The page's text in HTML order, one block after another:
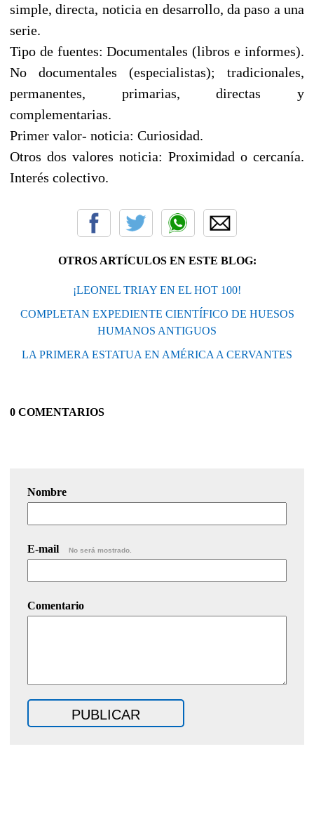
simple, directa, noticia en desarrollo, da paso a una
serie.
Tipo de fuentes: Documentales (libros e informes).
No documentales (especialistas); tradicionales,
permanentes, primarias, directas y
complementarias.
Primer valor- noticia: Curiosidad.
Otros dos valores noticia: Proximidad o cercanía.
Interés colectivo.
OTROS ARTÍCULOS EN ESTE BLOG:
¡LEONEL TRIAY EN EL HOT 100!
COMPLETAN EXPEDIENTE CIENTÍFICO DE HUESOS
HUMANOS ANTIGUOS
LA PRIMERA ESTATUA EN AMÉRICA A CERVANTES
0 COMENTARIOS
Nombre
E-mail No será mostrado.
Comentario